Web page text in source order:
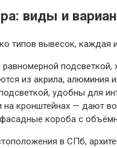
виды и
типов вывесок,
из акрила, алюминия
удобны для
кронштейнах — дают
короба с
в СПб,